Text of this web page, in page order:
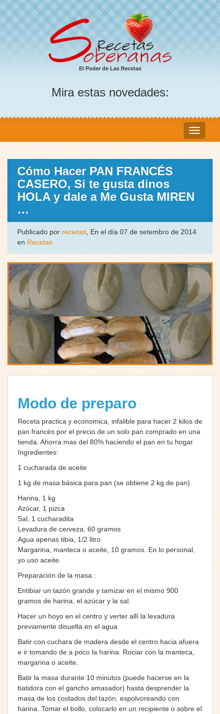
El Poder de Las Recetas
Mira estas novedades:
Cómo Hacer PAN FRANCÉS
CASERO, Si te gusta dinos
HOLA y dale a Me Gusta MIREN
…
Publicado por receitas, En el día 07 de setembro de 2014
en Recetas
Modo de preparo
Receta practica y economica, infalible para hacer 2 kilos de
pan francés por el precio de un solo pan comprado en una
tienda. Ahorra mas del 80% haciendo el pan en tu hogar.
Ingredientes:
1 cucharada de aceite
1 kg de masa básica para pan (se obtiene 2 kg de pan)
Harina, 1 kg
Azúcar, 1 pizca
Sal, 1 cucharadita
Levadura de cerveza, 60 gramos
Agua apenas tibia, 1/2 litro
Margarina, manteca o aceite, 10 gramos. En lo personal,
yo uso aceite.
Preparación de la masa :
Entibiar un tazón grande y tamizar en el mismo 900
gramos de harina, el azúcar y la sal.
Hacer un hoyo en el centro y verter allí la levadura
previamente disuelta en el agua
Batir con cuchara de madera desde el centro hacia afuera
e ir tomando de a poco la harina. Rociar con la manteca,
margarina o aceite.
Batir la masa durante 10 minutos (puede hacerse en la
batidora con el gancho amasador) hasta desprender la
masa de los costados del tazón, espolvoreando con
harina. Tomar el bollo, colocarlo en un recipiente o sobre el